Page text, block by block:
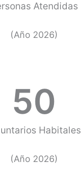
Atendidas
(Año 2026)
Habitales
50
(Año 2026)